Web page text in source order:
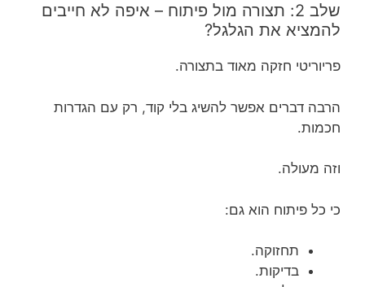
שלב 2: תצורה מול פיתוח – איפה לא חייבים
להמציא את הגלגל?
פריוריטי חזקה מאוד בתצורה.
הרבה דברים אפשר להשיג בלי קוד, רק עם הגדרות
חכמות.
וזה מעולה.
כי כל פיתוח הוא גם:
תחזוקה.
בדיקות.